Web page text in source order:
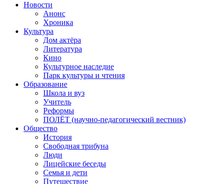
Новости
Анонс
Хроника
Культура
Дом актёра
Литература
Кино
Культурное наследие
Парк культуры и чтения
Образование
Школа и вуз
Учитель
Реформы
ПОЛЁТ (научно-педагогический вестник)
Общество
История
Свободная трибуна
Люди
Лицейские беседы
Семья и дети
Путешествие